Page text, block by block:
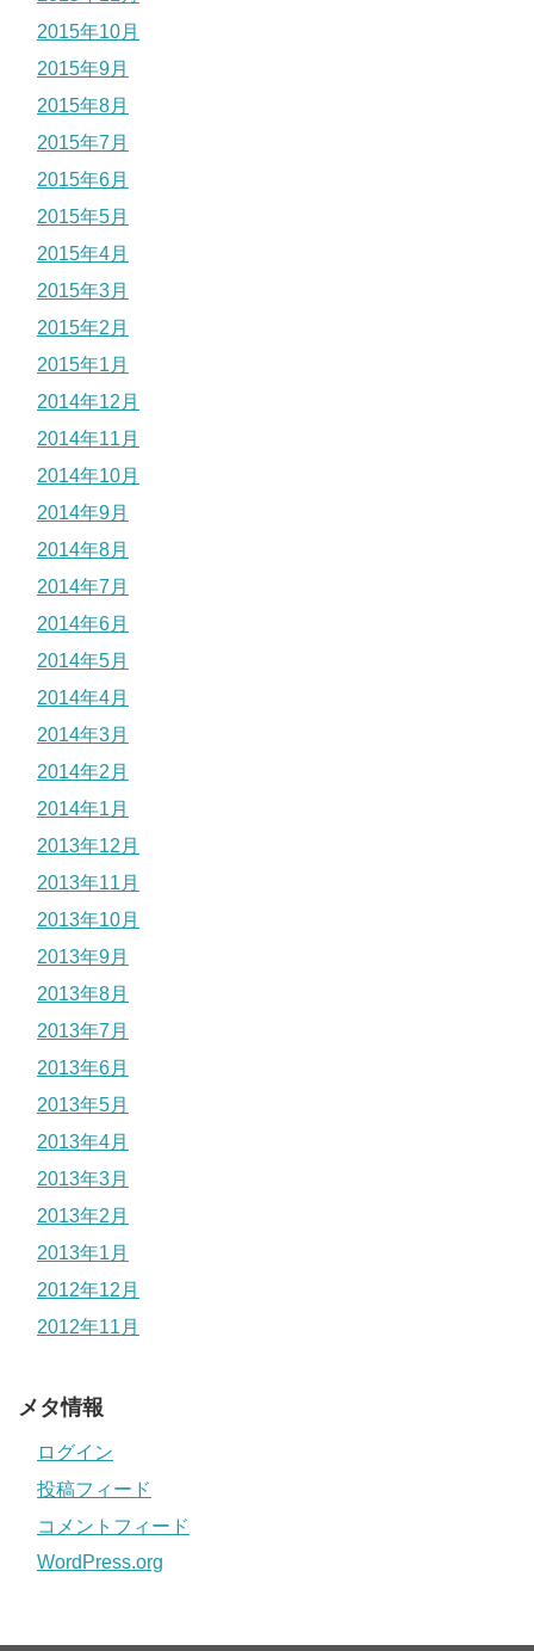
2015年10月
2015年9月
2015年8月
2015年7月
2015年6月
2015年5月
2015年4月
2015年3月
2015年2月
2015年1月
2014年12月
2014年11月
2014年10月
2014年9月
2014年8月
2014年7月
2014年6月
2014年5月
2014年4月
2014年3月
2014年2月
2014年1月
2013年12月
2013年11月
2013年10月
2013年9月
2013年8月
2013年7月
2013年6月
2013年5月
2013年4月
2013年3月
2013年2月
2013年1月
2012年12月
2012年11月
メタ情報
ログイン
投稿フィード
コメントフィード
WordPress.org